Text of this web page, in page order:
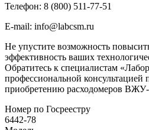
Телефон: 8 (800) 511-77-51
E-mail: info@labcsm.ru
Не упустите возможность
эффективность ваших
Обратитесь к специалистам
профессиональной консультацией
приобретению расходомеров
Номер по Госреестру
6442-78